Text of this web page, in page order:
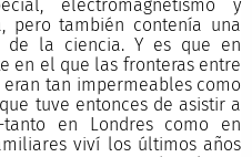
electromagnetismo y
pero también contenía una
la ciencia. Y es que en
en el que las fronteras entre
tan impermeables como
tuve entonces de asistir a
en Londres como en
viví los últimos años